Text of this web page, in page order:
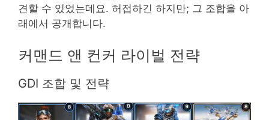
견할 수 있었는데요. 허접하긴 하지만; 그 조합을 아
래에서 공개합니다.
커맨드 앤 컨커 라이벌 전략
GDI 조합 및 전략